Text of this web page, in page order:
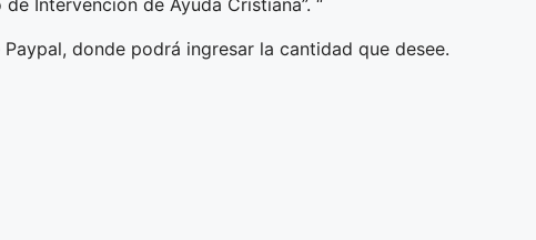
Intervención de Ayuda Cristiana”. “
donde podrá ingresar la cantidad que desee.